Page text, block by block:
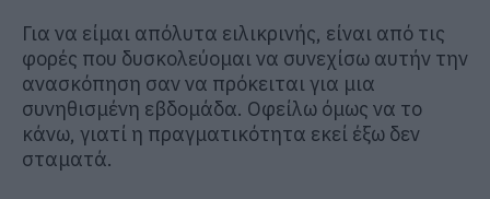
Για να είμαι απόλυτα ειλικρινής, είναι από τις
φορές που δυσκολεύομαι να συνεχίσω αυτήν την
ανασκόπηση σαν να πρόκειται για μια
συνηθισμένη εβδομάδα. Οφείλω όμως να το
κάνω, γιατί η πραγματικότητα εκεί έξω δεν
σταματά.